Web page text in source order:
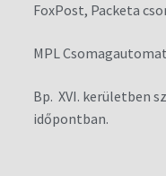
FoxPost, Packeta
MPL
Bp. XVI. kerületben
időpontban.